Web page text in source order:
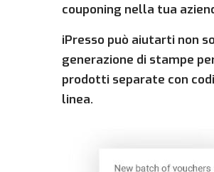
couponing nella tua
iPresso può aiutarti non
generazione di stampe
prodotti separate con
linea.